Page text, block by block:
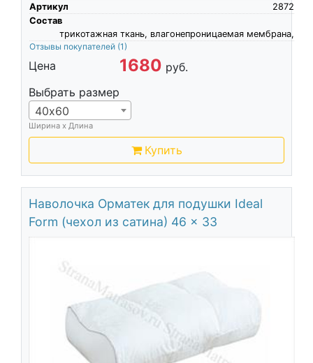
Артикул
2872
Состав
трикотажная ткань, влагонепроницаемая мембрана,
Отзывы покупателей (1)
Цена 1680 руб.
Выбрать размер
40х60
Ширина х Длина
Купить
Наволочка Орматек для подушки Ideal
Form (чехол из сатина) 46 x 33